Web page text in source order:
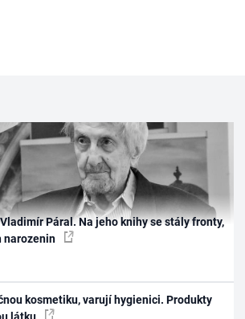
Páral. Na jeho knihy se stály fronty,
narozenin
kosmetiku, varují hygienici. Produkty